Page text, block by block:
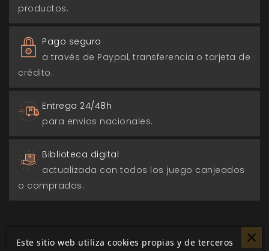
productos.
Pago seguro
a través de Paypal, transferencia o tarjeta de
crédito.
Entrega 24/48h
para envios nacionales.
Biblioteca digital
actualizada con todos los juego canjeados
o comprados.
Este sitio web utiliza cookies propias y de terceros